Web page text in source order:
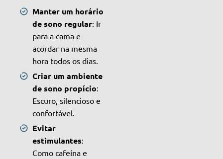
Manter um horário
de sono regular: Ir
para a cama e
acordar na mesma
hora todos os dias.
Criar um ambiente
de sono propício:
Escuro, silencioso e
confortável.
Evitar
estimulantes:
Como cafeína e